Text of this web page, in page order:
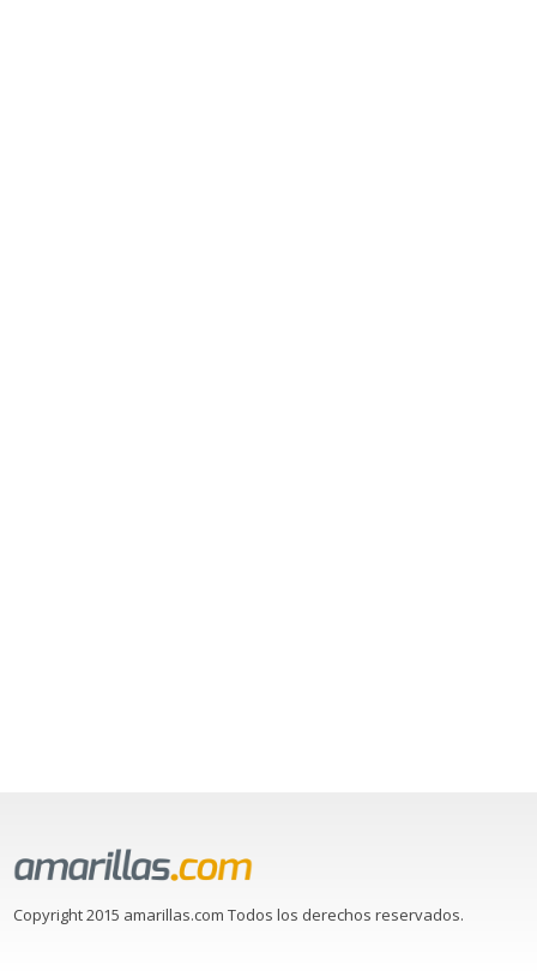
Copyright 2015 amarillas.com Todos los derechos reservados.